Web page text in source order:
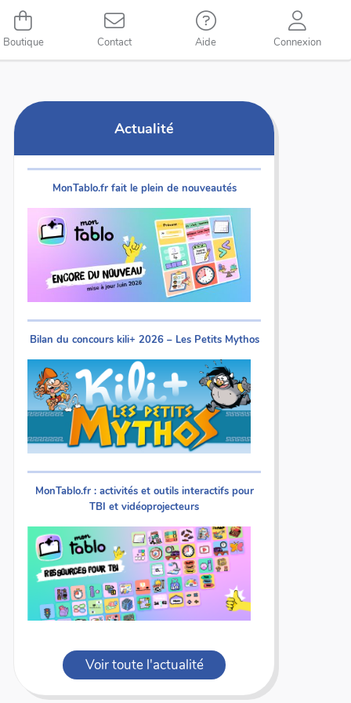
Boutique Contact Aide Connexion
Actualité
MonTablo.fr fait le plein de nouveautés
Bilan du concours kili+ 2026 – Les Petits Mythos
MonTablo.fr : activités et outils interactifs pour
TBI et vidéoprojecteurs
Voir toute l'actualité